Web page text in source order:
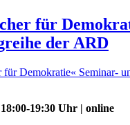
für
der ARD
19:30 Uhr | online